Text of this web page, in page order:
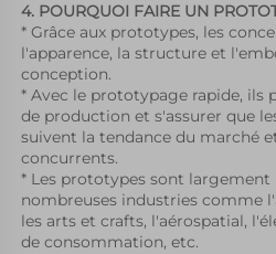
4. POURQUOI FAIRE UN
* Grâce aux prototypes, les
l'apparence, la structure et
conception.
* Avec le prototypage rapide, ils
de production et s'assurer que
suivent la tendance du marché
concurrents.
* Les prototypes sont largement
nombreuses industries comme
les arts et crafts, l'aérospatial,
de consommation, etc.